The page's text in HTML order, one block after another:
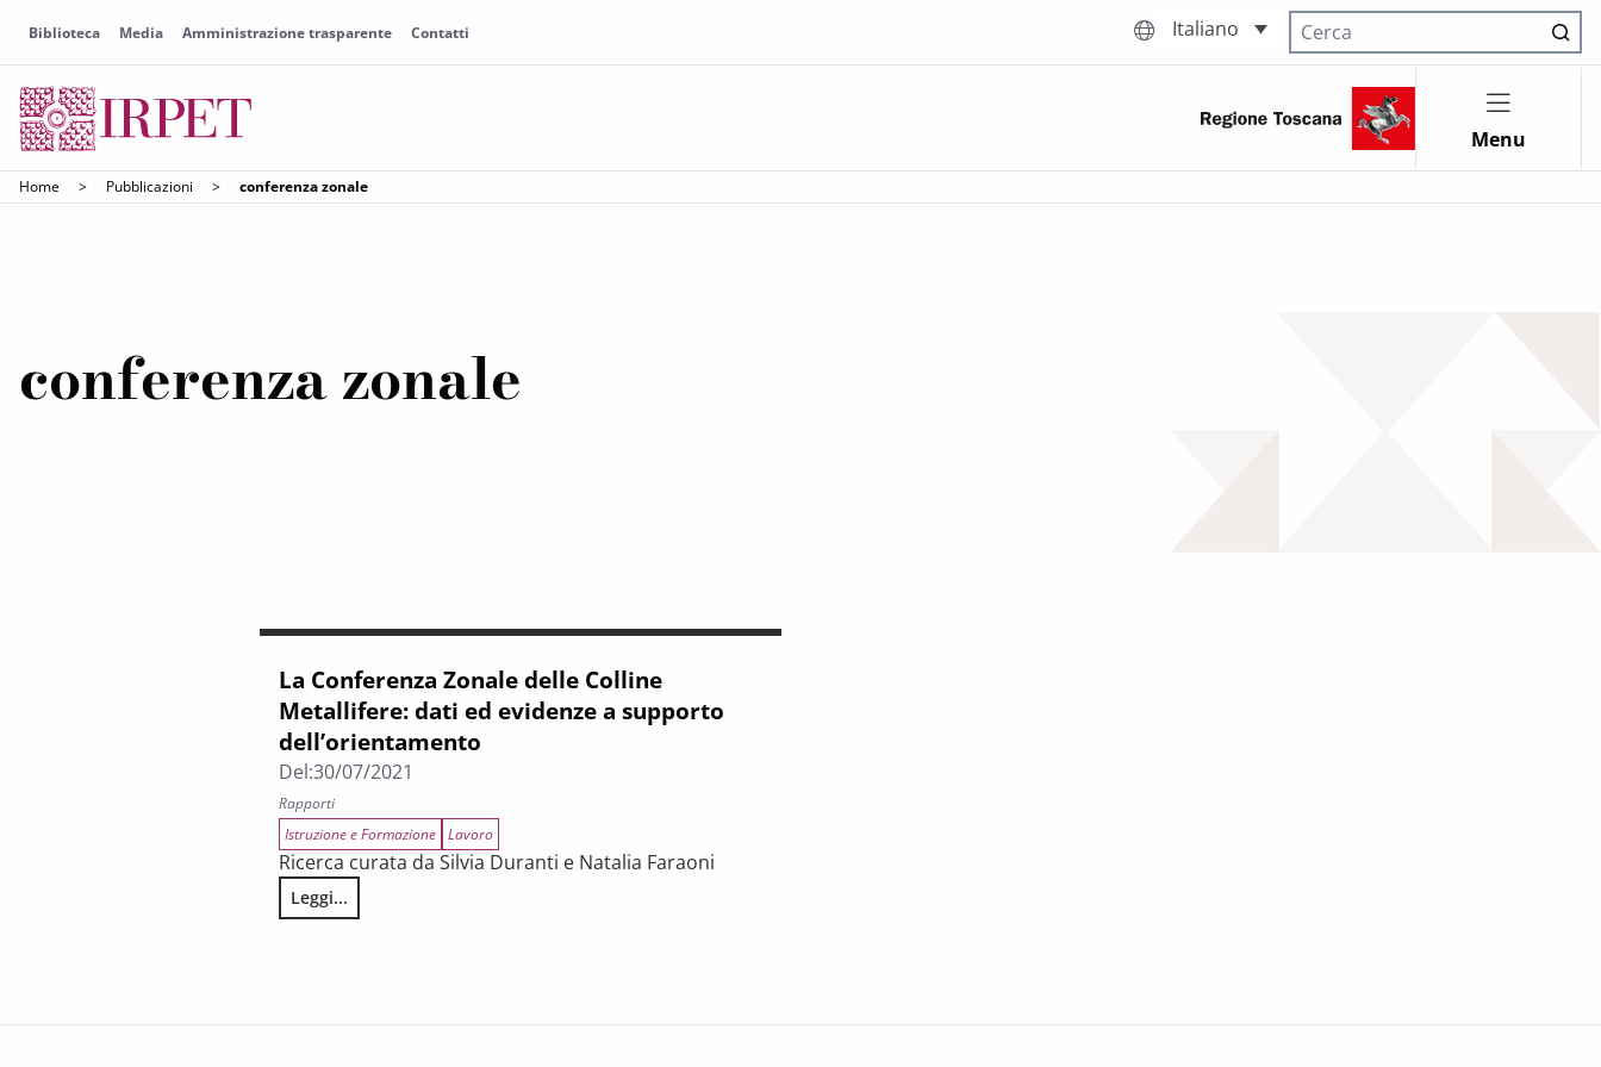
Biblioteca Media Amministrazione trasparente Contatti Italiano
Cerca nel sito
Menu
Home > Pubblicazioni > conferenza zonale
conferenza zonale
La Conferenza Zonale delle Colline
Metallifere: dati ed evidenze a supporto
dell’orientamento
Del:30/07/2021
Rapporti
Istruzione e Formazione Lavoro
Ricerca curata da Silvia Duranti e Natalia Faraoni
Leggi...
La Conferenza Zonale delle Colline Metallifere: dati ed evidenze a supporto dell’orientamento